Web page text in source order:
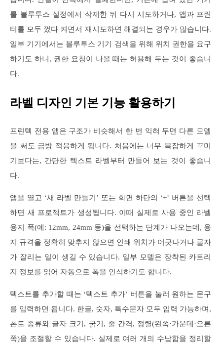
를 블루투스 설정에서 삭제한 뒤 다시 시도하거나, 앱과 프린
터를 모두 껐다 켜면서 재시도하면 해결되는 경우가 많습니다.
일부 기기에서는 블루투스 기기 검색을 위해 위치 권한을 요구
하기도 하니, 권한 요청이 나올 때는 허용해 두는 것이 좋습니
다.
라벨 디자인 기본 기능 활용하기
프린텍 전용 앱은 구조가 비슷해서 한 번 익혀 두면 다른 모델
을 써도 금방 적응하게 됩니다. 처음에는 너무 복잡하게 꾸미
기보다는, 간단한 텍스트 라벨부터 만들어 보는 것이 좋습니
다.
앱을 열고 ‘새 라벨 만들기’ 또는 화면 하단의 ‘+’ 버튼을 선택
하면 새 프로젝트가 생성됩니다. 이때 실제로 사용 중인 라벨
용지 폭(예: 12mm, 24mm 등)을 선택하는 단계가 나오는데, 용
지 규격을 정확히 맞추지 않으면 인쇄 위치가 어긋나거나 글자
가 잘리는 일이 생길 수 있습니다. 일부 모델은 장착된 카트리
지 정보를 읽어 자동으로 폭을 인식하기도 합니다.
텍스트를 추가할 때는 ‘텍스트 추가’ 버튼을 눌러 원하는 문구
를 입력하면 됩니다. 한글, 숫자, 특수문자 모두 입력 가능하며,
폰트 종류와 글자 크기, 굵기, 줄 간격, 정렬(왼쪽·가운데·오른
쪽)을 조절할 수 있습니다. 실제로 여러 개의 수납함을 정리할